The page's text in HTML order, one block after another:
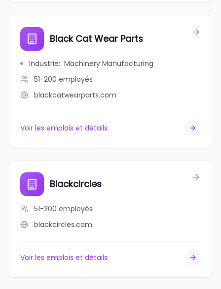
Black Cat Wear Parts
Industrie: Machinery Manufacturing
51-200 employés
blackcatwearparts.com
Voir les emplois et détails
Blackcircles
51-200 employés
blackcircles.com
Voir les emplois et détails